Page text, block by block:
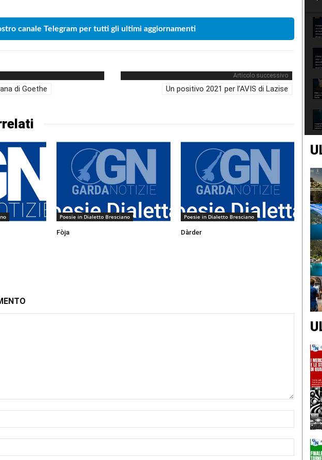
canale Telegram per tutti gli ultimi aggiornamenti
di Goethe
Articolo successivo
Un positivo 2021 per l’AVIS di Lazise
Poesie in Dialetto Bresciano
Fòja
Poesie in Dialetto Bresciano
Dàrder
Nome:*
Email:*